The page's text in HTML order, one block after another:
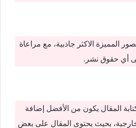
المميزة الاكثر جاذبية، مع مراعاة
أي حقوق نشر.
كتابة المقال يكون من الأفضل إضافة
بحيث يحتوى المقال على بعض